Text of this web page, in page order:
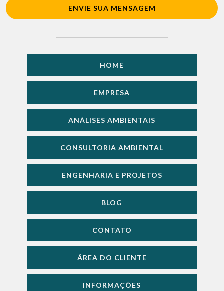
ENVIE SUA MENSAGEM
HOME
EMPRESA
ANÁLISES AMBIENTAIS
CONSULTORIA AMBIENTAL
ENGENHARIA E PROJETOS
BLOG
CONTATO
ÁREA DO CLIENTE
INFORMAÇÕES